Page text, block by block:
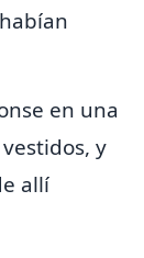
en una
y
allí